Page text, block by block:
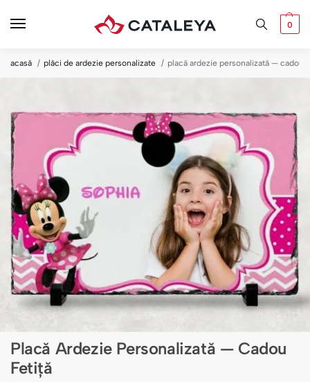
0
acasă plăci de ardezie personalizate placă ardezie personalizată — cadou
Placă Ardezie Personalizată — Cadou
Fetiță